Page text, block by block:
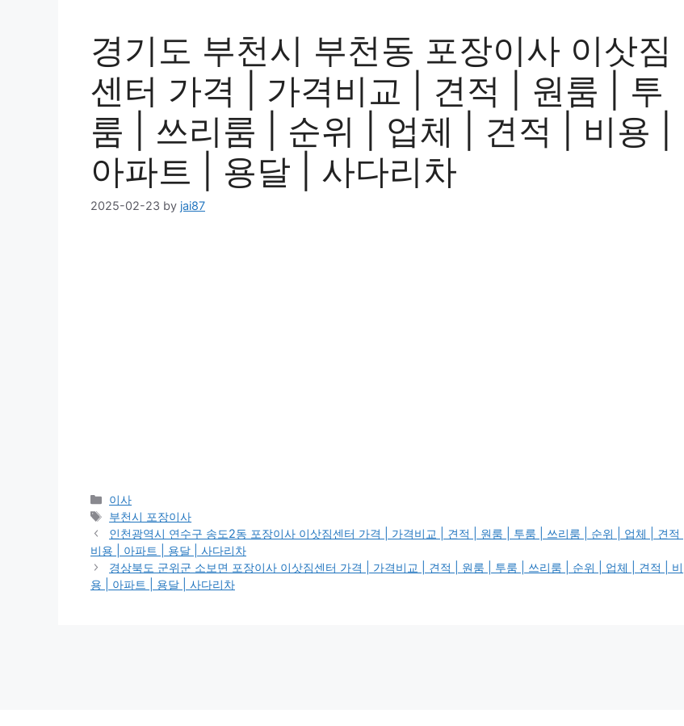
경기도 부천시 부천동 포장이사 이삿짐
센터 가격 | 가격비교 | 견적 | 원룸 | 투
룸 | 쓰리룸 | 순위 | 업체 | 견적 | 비용 |
아파트 | 용달 | 사다리차
2025-02-23 by jai87
Categories
이사
Tags
부천시 포장이사
인천광역시 연수구 송도2동 포장이사 이삿짐센터 가격 | 가격비교 | 견적 | 원룸 | 투룸 | 쓰리룸 | 순위 | 업체 | 견적 |
비용 | 아파트 | 용달 | 사다리차
경상북도 군위군 소보면 포장이사 이삿짐센터 가격 | 가격비교 | 견적 | 원룸 | 투룸 | 쓰리룸 | 순위 | 업체 | 견적 | 비
용 | 아파트 | 용달 | 사다리차